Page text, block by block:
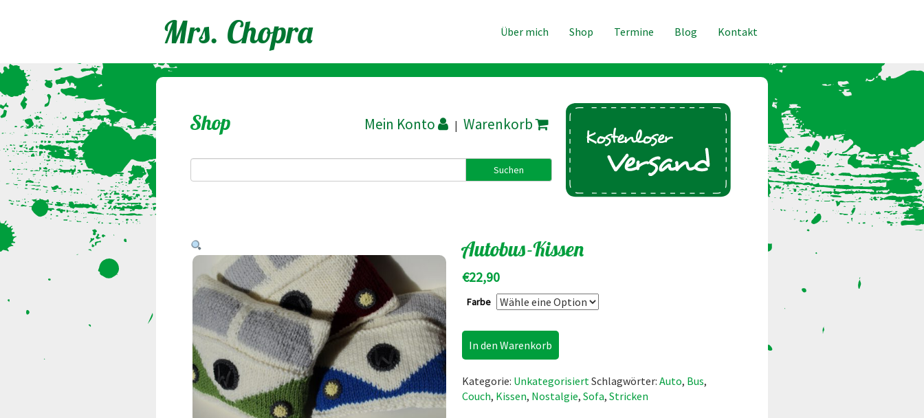
Mrs. Chopra Über mich Shop Termine Blog Kontakt
Shop |
Autobus-Kissen
€22,90
Farbe
In den Warenkorb
Kategorie: UnkategorisiertSchlagwörter: Auto, Bus,
Couch, Kissen, Nostalgie, Sofa, Stricken